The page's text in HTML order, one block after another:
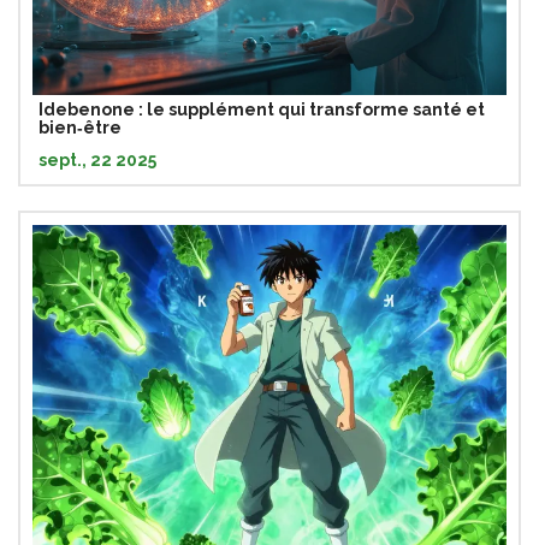
Idebenone : le supplément qui transforme santé et
bien‑être
sept., 22 2025